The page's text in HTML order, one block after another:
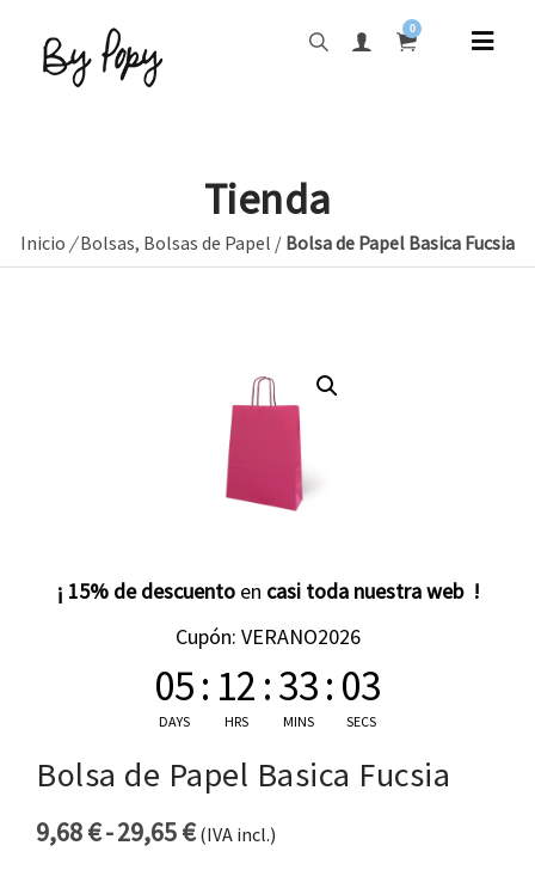
0
Tienda
Inicio /Bolsas, Bolsas de Papel / Bolsa de Papel Basica Fucsia
¡ 15% de descuento en casi toda nuestra web !
Cupón: VERANO2026
05
DAYS
: 12
HRS
:33
MINS
: 02
SECS
Bolsa de Papel Basica Fucsia
9,68€-29,65€
Rango de precios: desde 9,68
(IVA incl.)